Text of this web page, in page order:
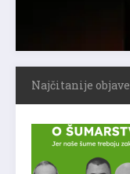
Najčitanije objave